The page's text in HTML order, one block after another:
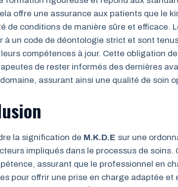
offre une assurance aux patients que le
de conditions de manière sûre et efficace.
à un code de déontologie strict et sont
compétences à jour. Cette obligation
de rester informés des dernières
assurant ainsi une qualité de soin
la signification de M.K.D.E sur une
impliqués dans le processus de
assurant que le professionnel en
pour offrir une prise en charge adaptée et